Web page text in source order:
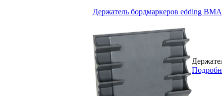
Держатель бордмаркеров edding